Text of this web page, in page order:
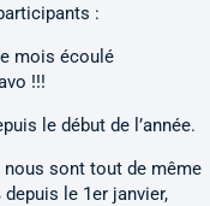
:
mois écoulé
!!!
le début de l’année.
nous sont tout de même
le 1er janvier,